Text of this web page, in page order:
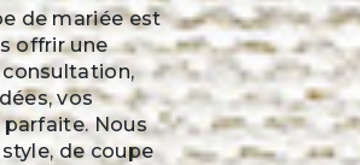
de mariée est
offrir une
consultation,
vos
Nous
de coupe